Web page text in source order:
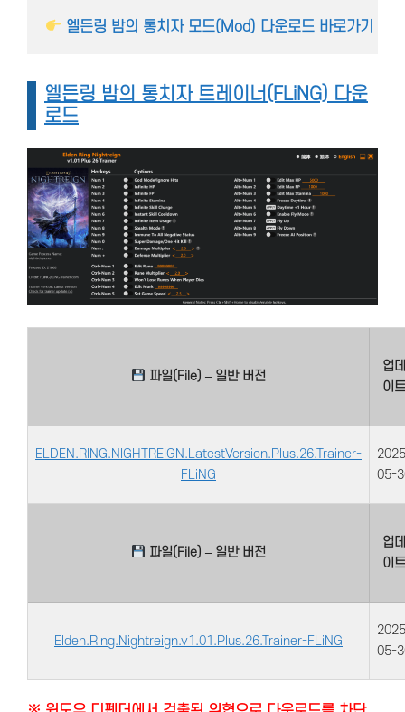
엘든링 밤의 통치자 모드(Mod) 다운로드 바로가기
엘든링 밤의 통치자 트레이너(FLiNG) 다운
로드
파일(File) – 일반 버전
업데
이트
ELDEN.RING.NIGHTREIGN.LatestVersion.Plus.26.Trainer-
FLiNG
05-
파일(File) – 일반 버전
업데
이트
Elden.Ring.Nightreign.v1.01.Plus.26.Trainer-FLiNG
05-